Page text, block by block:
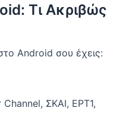
Τι Ακριβώς
Android σου έχεις:
ΣΚΑΙ, ΕΡΤ1,